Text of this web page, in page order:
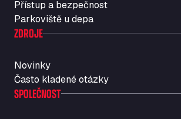
Str. Vigentina, 205 km 5+380, 27010
Autotransit Amann
Auf dem Dreisch 8, 34346
Vasilikos Intersection E90, 46 100
AW Jenkinson Runcorn Truck
Ashville Way, WA7 3EZ
Přístup a bezpečnost
Parkoviště u depa
ZDROJE
Novinky
Často kladené otázky
SPOLEČNOST